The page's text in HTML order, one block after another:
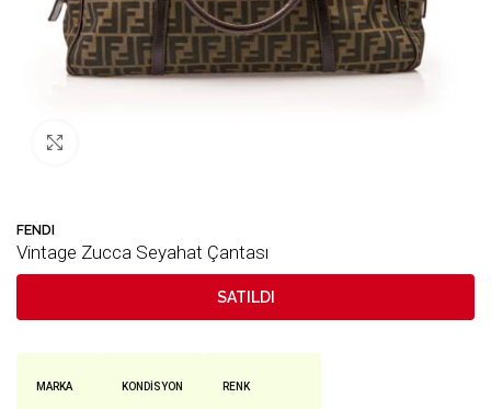
FENDI
Vintage Zucca Seyahat Çantası
SATILDI
MARKA KONDISYON RENK